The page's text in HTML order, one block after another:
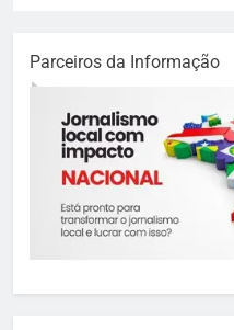
Parceiros da Informação